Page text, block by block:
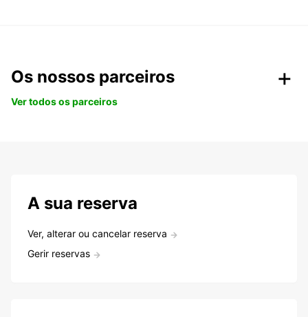
Os nossos parceiros
Ver todos os parceiros
A sua reserva
Ver, alterar ou cancelar reserva
Gerir reservas